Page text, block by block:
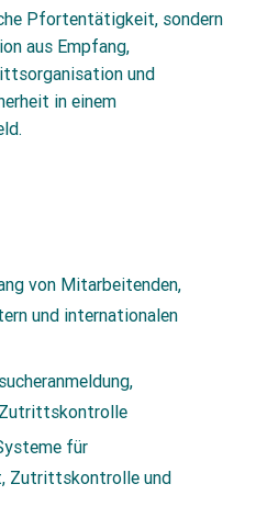
Pfortentätigkeit, sondern
aus Empfang,
und
in einem
von Mitarbeitenden,
und internationalen
Zutrittskontrolle
für
Zutrittskontrolle und